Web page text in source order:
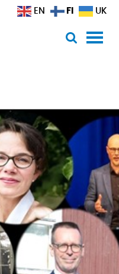
EN FI UK